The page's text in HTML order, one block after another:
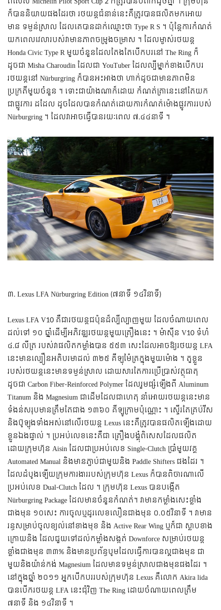
ក៏បាននិយាយផងដែរថា រថយន្តជំនាន់នេះគឺត្រូវបានផលិតមកអោយ
មាន ទម្ងន់ស្រាល ដែលគេបានដាក់ឈ្មោះថា Type R S ។ ប៉ុន្តែការកំណត់
យកពេលវេលារបស់វាមានភាពចម្រូងចម្រាស ។ ដែលម្ចាស់រថយន្ត
Honda Civic Type R មួយចំនួនដែលតែងតែបើកបរនៅ The Ring ក៏
ដូចជា Misha Charoudin ដែលជា YouTuber ដែលល្បីម្នាក់ខាងបើកបរ
រថយន្តនៅ Nürburgring ក៏បានអះអាងថា ហាក់ដូចជាមានភាពមិន
ប្រក្រតីមួយចំនួន ។ ទោះជាយ៉ាងណា​ក៏ដោយ កំណត់ត្រានេះនៅតែយក
ជាផ្លូវការ ដដែល ដូចដែលបានកំណត់ដោយការកំណត់ម៉ោងផ្លូវការរបស់
Nürburgring ។ ដែលវាអាចធ្វើបានរយៈពេល ៧.៤៤នាទី ។
៣. Lexus LFA Nürburgring Edition (៧នាទី ១៤វិនាទី)
Lexus LFA V10 គឺជារថយន្តជប៉ុនដ៏ល្បីល្បាញមួយ ដែលចំណាយពេល
ដល់ទៅ ១០ ឆ្នាំដើម្បីអភិវឌ្ឍរថយន្តមួយគ្រឿងនេះ ។ ម៉ាស៊ីន V10 ទំហំ
៤.៨ លីត្រ​ របស់វាផលិតកម្លាំងបាន ៥៥៣ សេះដែលអាចឱ្យរថយន្ត LFA
នេះមានល្បឿនអតិបរមាដល់ ៣២៥ គីឡុម៉ែត្រក្នុងមួយម៉ោង ។ តួខ្លួន
របស់រថយន្តនេះមានទម្ងន់ស្រាល ដោយសារតែការប្រើប្រាស់វត្ថុធាតុ
ដូចជា Carbon Fiber-Reinforced Polymer ដែលរួមផ្សំឡើងពី Aluminum
Titanum និង Magnesium ជាដើមដែលជាហេតុ នាំអោយរថយន្តនេះមាន
ទំងន់សរុបមានត្រឹមតែជាង ១៣៦០ គីឡូក្រាមប៉ុណ្ណោះ ។ ស្ទើរតែគ្រប់វីស
និងប៊ូឡុងទាំងអស់នៅលើរថយន្ត Lexus នេះគឺត្រូវបានផលិតឡើងដោយ
ខ្លួនឯងផ្ទាល់ ។ ប្រអប់លេខនេះគឺជា គ្រឿងបង្គុំពិសេសដែលផលិត
ដោយក្រុមហ៊ុន Aisin ដែលជាប្រអប់លេខ Single-Clutch ប្រាំមួយវគ្គ
Automated Manual និងមានភ្ជាប់ជាមួយនិង Paddle Shifters ផងដែរ ។
ដែលដំបូងឡើយក្រុមការងាររបស់ក្រុមហ៊ុន Lexus ក៏បានពិចារណាលើ
ប្រអប់លេខ Dual-Clutch ដែល ។ ក្រុមហ៊ុន Lexus បានបង្កើត
Nürburgring Package ដែលមានចំនួនកំណត់។ វាមានកម្លាំងសេះខ្លាំង
ជាងមុន ១០សេះ ការចូលឬដូរលេខលឿនជាងមុន ០.០៥វិនាទី ។ វាមាន
រន្ធសម្រាប់ចូលខ្យល់នៅខាងមុខ និង Active Rear Wing ឬក៏ជា ស្លាបខាង
ក្រោយនិង ដែលជួយទៅដល់កម្លាំងសង្កត់ Downforce សម្រាប់រថយន្ត
ខ្លាំងជាងមុន ៣៣% និងមានប្រព័ន្ធបូមដែលធ្វើការបានល្អជាងមុន ជា
មួយនិងយ៉ាន់កង់ Magnesium ដែលមានទម្ងន់ស្រាលជាងមុនផងដែរ ។
នៅក្នុងឆ្នាំ ២០១១ អ្នកបើកបររបស់ក្រុមហ៊ុន Lexus គឺលោក Akira lida
បានបើករថយន្ត LFA នេះជុំវិញ The Ring ដោយចំណាយពេលត្រឹម
៧នាទី និង ១៤វិនាទី ។